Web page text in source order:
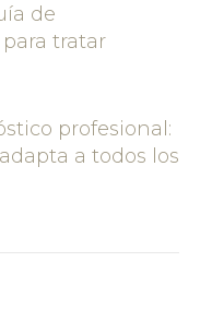
de
tratar
profesional:
a todos los